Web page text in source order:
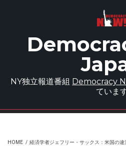
NY独立報道番組 Democracy
ていま
HOME / 経済学者ジェフリー・サックス：米国の